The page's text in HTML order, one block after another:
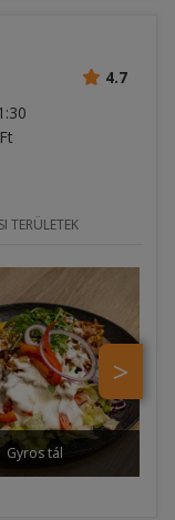
4.7
TERÜLETEK
>
Gyros tál